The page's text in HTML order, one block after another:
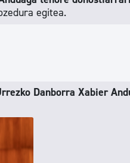
egitea.
Danborra Xabier